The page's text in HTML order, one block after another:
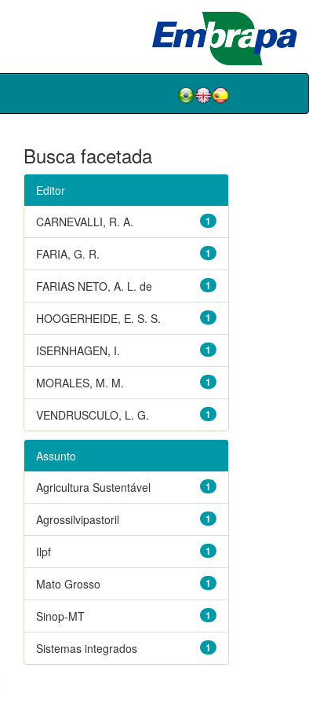
Busca facetada
Editor
1
CARNEVALLI, R. A.
1
FARIA, G. R.
1
FARIAS NETO, A. L. de
1
HOOGERHEIDE, E. S. S.
1
ISERNHAGEN, I.
1
MORALES, M. M.
1
VENDRUSCULO, L. G.
Assunto
1
Agricultura Sustentável
1
Agrossilvipastoril
1
Ilpf
1
Mato Grosso
1
Sinop-MT
1
Sistemas integrados